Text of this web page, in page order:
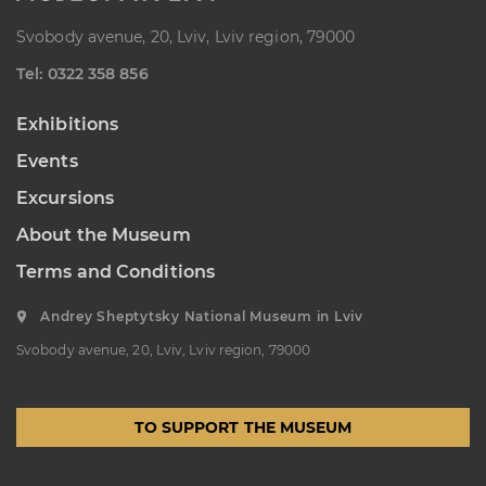
“Sokalshchyna”(Sokal-land)
Art Museum
B. KHMELNYTSKOHO STREET, 16,
Пн, Вт, Ср,
Svobody avenue, 20, Lviv, Lviv region, 79000
Теl: 0322 358 856
Exhibitions
Events
Excursions
About the Museum
Terms and Conditions
Andrey Sheptytsky National Museum in Lviv
Svobody avenue, 20, Lviv, Lviv region, 79000
TO SUPPORT THE MUSEUM